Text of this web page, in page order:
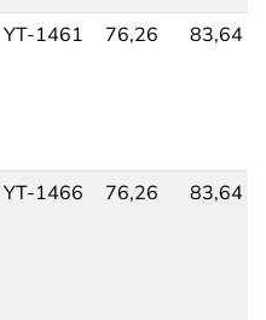
YT-1461 76,26 83,64
YT-1466 76,26 83,64